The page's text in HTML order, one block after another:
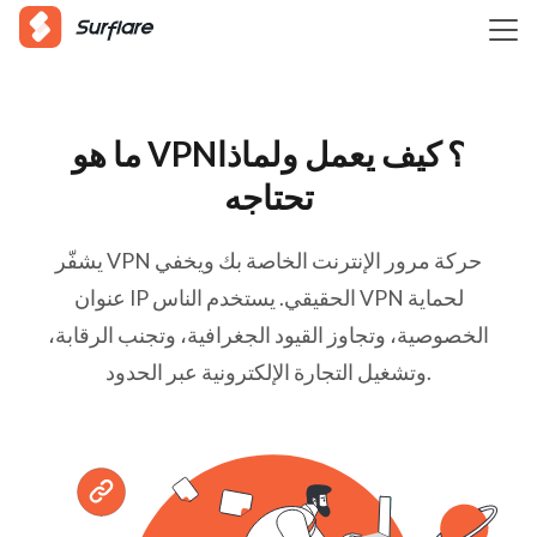
ما هو VPN؟ كيف يعمل ولماذا
تحتاجه
يشفّر VPN حركة مرور الإنترنت الخاصة بك ويخفي
عنوان IP الحقيقي. يستخدم الناس VPN لحماية
الخصوصية، وتجاوز القيود الجغرافية، وتجنب الرقابة،
وتشغيل التجارة الإلكترونية عبر الحدود.